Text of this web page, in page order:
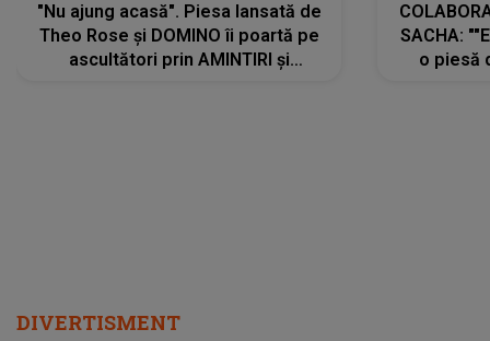
"Nu ajung acasă". Piesa lansată de
Theo Rose și DOMINO îi poartă pe
ascultători prin AMINTIRI și
SACHA:
o piesă
DIVERTISMENT